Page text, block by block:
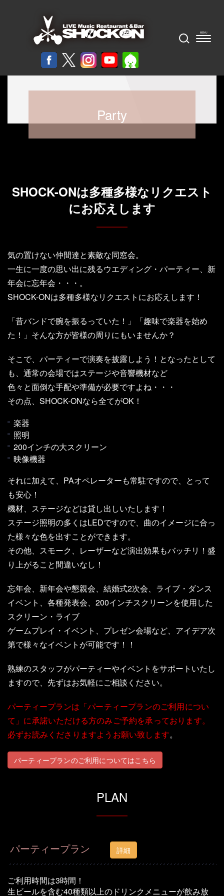
Party
SHOCK-ONは多種多様なリクエスト
にお応えします
気の置けない仲間達と素敵な同窓会。
一生に一度の思い出に残るウエディング・パーティー、新
年会に忘年会・・・。
SHOCK-ONは多種多様なリクエストにお応えします！
「昔バンドで腕を振るっていた！」「趣味で楽器を始め
た！」そんな方が皆様の周りにもいませんか？
そこで、パーティーで演奏を披露しよう！となったとして
も、通常の会場ではステージや音響機材など
色々と面倒な手配や準備が必要ですよね・・・
その点、SHOCK-ONなら全てがOK！
楽器
照明
200インチの大スクリーン
映像機器
それに加えて、PAオペレーターも常駐ですので、とって
も安心！
機材、ステージなどは貸し出しいたします！
ステージ照明の多くはLEDですので、曲のイメージに合っ
た様々な色を出すことができます。
その他、スモーク、レーザーなど演出効果もバッチリ！盛
り上がること間違いなし！
忘年会、新年会や懇親会、結婚式2次会、ライブ・ダンス
イベント、各種発表会、200インチスクリーンを使用した
スクリーン・ライブ
ゲームプレイ・イベント、プレゼン会場など、アイデア次
第で様々なイベントが可能です！！
熟練のスタッフがパーティーやイベントをサポートいたし
ますので、先ずはお気軽にご相談ください。
パーティープランは 「パーティープランのご利用につい
て」 に承諾いただける方のみご予約を承っております。
必ずお読みくださりますようお願い致します。
パーティープランのご利用についてはこちら
PLAN
パーティープラン 詳細
ご利用時間は3時間！
生ビールを含む40種類以上のドリンクメニューが飲み放